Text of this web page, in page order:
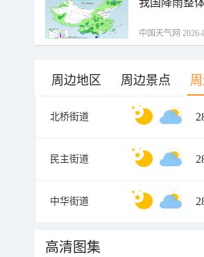
我国降雨整
中国天气网 2026-
周边地区 周边景点
北桥街道
民主街道
中华街道
高清图集